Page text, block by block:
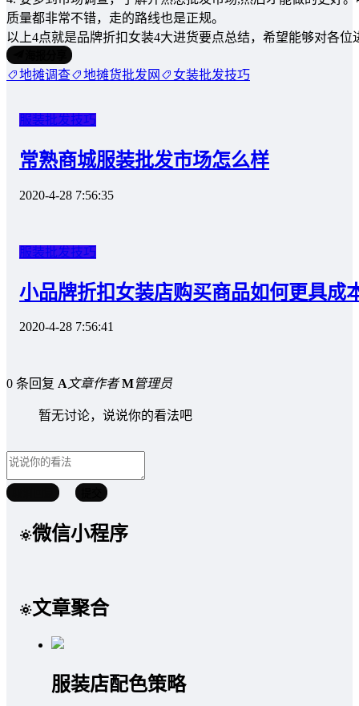
质量都非常不错，走的路线也是正规。
以上4点就是品牌折扣女装4大进货要点总结，希望能够对各位
地摊调查 地摊货批发网 女装批发技巧
服装批发技巧
常熟商城服装批发市场怎么样
2020-4-28 7:56:35
服装批发技巧
小品牌折扣女装店购买商品如何更具成
2020-4-28 7:56:41
0 条回复 A文章作者 M管理员
暂无讨论，说说你的看法吧
微信小程序
文章聚合
服装店配色策略